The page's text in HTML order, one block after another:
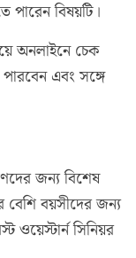
পারেন বিষয়টি।
অনলাইনে চেক
এবং সঙ্গে
জন্য বিশেষ
বেশি বয়সীদের জন্য
ওয়েস্টার্ন সিনিয়র